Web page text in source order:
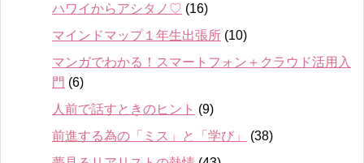
ハワイからアシタノ♡ (16)
マインドマップ１年生出張所 (10)
マンガでわかる！スマートフォン＋クラウド活用入
門 (6)
人前で話すときのヒント (9)
前進する為の「ミス」と「学び」
(38)